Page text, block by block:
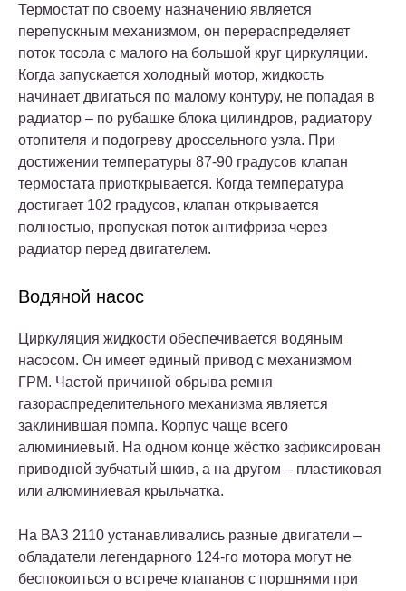
Термостат по своему назначению является
перепускным механизмом, он перераспределяет
поток тосола с малого на большой круг циркуляции.
Когда запускается холодный мотор, жидкость
начинает двигаться по малому контуру, не попадая в
радиатор – по рубашке блока цилиндров, радиатору
отопителя и подогреву дроссельного узла. При
достижении температуры 87-90 градусов клапан
термостата приоткрывается. Когда температура
достигает 102 градусов, клапан открывается
полностью, пропуская поток антифриза через
радиатор перед двигателем.
Водяной насос
Циркуляция жидкости обеспечивается водяным
насосом. Он имеет единый привод с механизмом
ГРМ. Частой причиной обрыва ремня
газораспределительного механизма является
заклинившая помпа. Корпус чаще всего
алюминиевый. На одном конце жёстко зафиксирован
приводной зубчатый шкив, а на другом – пластиковая
или алюминиевая крыльчатка.
На ВАЗ 2110 устанавливались разные двигатели –
обладатели легендарного 124-го мотора могут не
беспокоиться о встрече клапанов с поршнями при